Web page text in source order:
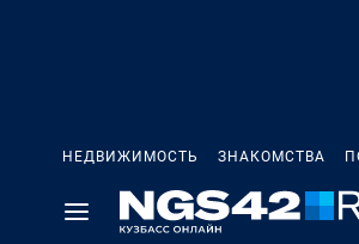
НЕДВИЖИМОСТЬ ЗНАКОМСТВА